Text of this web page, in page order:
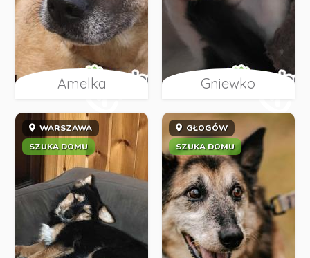
Amelka Gniewko
WARSZAWA
SZUKA DOMU
GŁOGÓW
SZUKA DOMU